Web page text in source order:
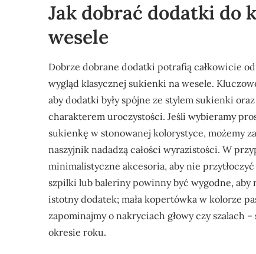
Jak dobrać dodatki do
wesele
Dobrze dobrane dodatki potrafią całkowicie
wygląd klasycznej sukienki na wesele.
aby dodatki były spójne ze stylem sukienki oraz
charakterem uroczystości. Jeśli wybieramy
sukienkę w stonowanej kolorystyce, możemy
naszyjnik nadadzą całości wyrazistości. W
minimalistyczne akcesoria, aby nie
szpilki lub baleriny powinny być wygodne, aby
istotny dodatek; mała kopertówka w kolorze
zapominajmy o nakryciach głowy czy szalach
okresie roku.